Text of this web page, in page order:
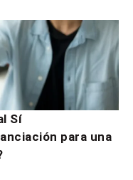
Sí
para una